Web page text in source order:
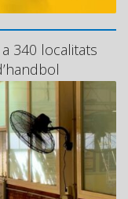
340 localitats